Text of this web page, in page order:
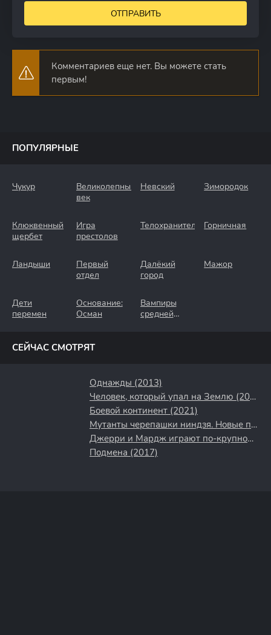
ОТПРАВИТЬ
Комментариев еще нет. Вы можете стать
первым!
ПОПУЛЯРНЫЕ
Чукур
Великолепный
век
Невский Зимородок
Клюквенный
щербет
Игра
престолов
Телохранители Горничная
Ландыши
Первый
отдел
Далёкий
город
Мажор
Дети
перемен
Основание:
Осман
Вампиры
средней
СЕЙЧАС СМОТРЯТ
Однажды (2013)
Человек, который упал на Землю (2022)
Боевой континент (2021)
Мутанты черепашки ниндзя. Новые приключения! (2003)
Джерри и Мардж играют по-крупному (2022)
Подмена (2017)